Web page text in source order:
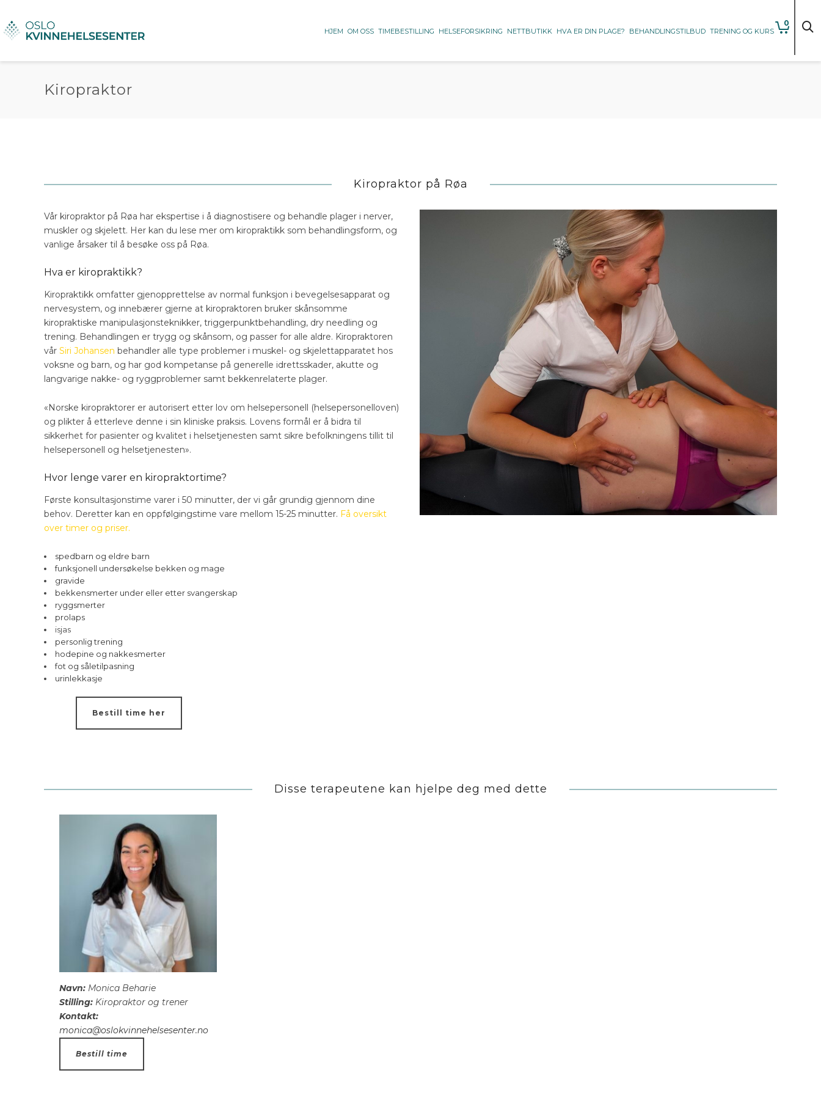
0
HJEM OM OSS TIMEBESTILLING HELSEFORSIKRING NETTBUTIKK HVA ER DIN PLAGE? BEHANDLINGSTILBUD TRENING OG KURS
Kiropraktor
Kiropraktor på Røa
Vår kiropraktor på Røa har ekspertise i å diagnostisere og behandle plager i nerver,
muskler og skjelett. Her kan du lese mer om kiropraktikk som behandlingsform, og
vanlige årsaker til å besøke oss på Røa.
Hva er kiropraktikk?
Kiropraktikk omfatter gjenopprettelse av normal funksjon i bevegelsesapparat og
nervesystem, og innebærer gjerne at kiropraktoren bruker skånsomme
kiropraktiske manipulasjonsteknikker, triggerpunktbehandling, dry needling og
trening. Behandlingen er trygg og skånsom, og passer for alle aldre. Kiropraktoren
vår Siri Johansen behandler alle type problemer i muskel- og skjelettapparatet hos
voksne og barn, og har god kompetanse på generelle idrettsskader, akutte og
langvarige nakke- og ryggproblemer samt bekkenrelaterte plager.
«Norske kiropraktorer er autorisert etter lov om helsepersonell (helsepersonelloven)
og plikter å etterleve denne i sin kliniske praksis. Lovens formål er å bidra til
sikkerhet for pasienter og kvalitet i helsetjenesten samt sikre befolkningens tillit til
helsepersonell og helsetjenesten».
Hvor lenge varer en kiropraktortime?
Første konsultasjonstime varer i 50 minutter, der vi går grundig gjennom dine
behov. Deretter kan en oppfølgingstime vare mellom 15-25 minutter. Få oversikt
over timer og priser.
spedbarn og eldre barn
funksjonell undersøkelse bekken og mage
gravide
bekkensmerter under eller etter svangerskap
ryggsmerter
prolaps
isjas
personlig trening
hodepine og nakkesmerter
fot og såletilpasning
urinlekkasje
Bestill time her
Disse terapeutene kan hjelpe deg med dette
Navn: Monica Beharie
Stilling: Kiropraktor og trener
Kontakt:
monica@oslokvinnehelsesenter.no
Bestill time